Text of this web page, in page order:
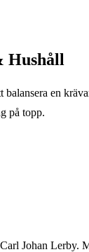
Hushåll
en
på topp.
Johan